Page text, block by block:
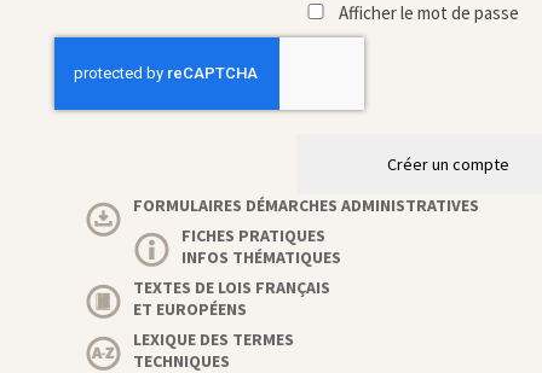
Afficher le mot de passe
Créer un compte
FORMULAIRES DÉMARCHES ADMINISTRATIVES
FICHES PRATIQUES
INFOS THÉMATIQUES
TEXTES DE LOIS FRANÇAIS
ET EUROPÉENS
LEXIQUE DES TERMES
TECHNIQUES